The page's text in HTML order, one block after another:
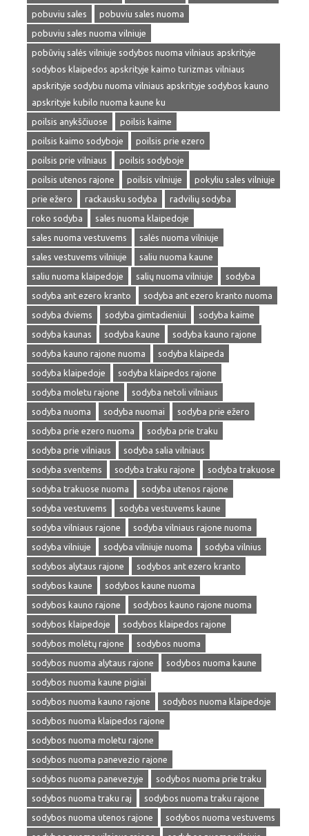
pobuviu sales
pobuviu sales nuoma
pobuviu sales nuoma vilniuje
pobūvių salės vilniuje sodybos nuoma vilniaus apskrityje
sodybos klaipedos apskrityje kaimo turizmas vilniaus
apskrityje sodybu nuoma vilniaus apskrityje sodybos kauno
apskrityje kubilo nuoma kaune ku
poilsis anykščiuose
poilsis kaime
poilsis kaimo sodyboje
poilsis prie ezero
poilsis prie vilniaus
poilsis sodyboje
poilsis utenos rajone
poilsis vilniuje
pokyliu sales vilniuje
prie ežero
rackausku sodyba
radvilių sodyba
roko sodyba
sales nuoma klaipedoje
sales nuoma vestuvems
salės nuoma vilniuje
sales vestuvems vilniuje
saliu nuoma kaune
saliu nuoma klaipedoje
salių nuoma vilniuje
sodyba
sodyba ant ezero kranto
sodyba ant ezero kranto nuoma
sodyba dviems
sodyba gimtadieniui
sodyba kaime
sodyba kaunas
sodyba kaune
sodyba kauno rajone
sodyba kauno rajone nuoma
sodyba klaipeda
sodyba klaipedoje
sodyba klaipedos rajone
sodyba moletu rajone
sodyba netoli vilniaus
sodyba nuoma
sodyba nuomai
sodyba prie ežero
sodyba prie ezero nuoma
sodyba prie traku
sodyba prie vilniaus
sodyba salia vilniaus
sodyba sventems
sodyba traku rajone
sodyba trakuose
sodyba trakuose nuoma
sodyba utenos rajone
sodyba vestuvems
sodyba vestuvems kaune
sodyba vilniaus rajone
sodyba vilniaus rajone nuoma
sodyba vilniuje
sodyba vilniuje nuoma
sodyba vilnius
sodybos alytaus rajone
sodybos ant ezero kranto
sodybos kaune
sodybos kaune nuoma
sodybos kauno rajone
sodybos kauno rajone nuoma
sodybos klaipedoje
sodybos klaipedos rajone
sodybos molėtų rajone
sodybos nuoma
sodybos nuoma alytaus rajone
sodybos nuoma kaune
sodybos nuoma kaune pigiai
sodybos nuoma kauno rajone
sodybos nuoma klaipedoje
sodybos nuoma klaipedos rajone
sodybos nuoma moletu rajone
sodybos nuoma panevezio rajone
sodybos nuoma panevezyje
sodybos nuoma prie traku
sodybos nuoma traku raj
sodybos nuoma traku rajone
sodybos nuoma utenos rajone
sodybos nuoma vestuvems